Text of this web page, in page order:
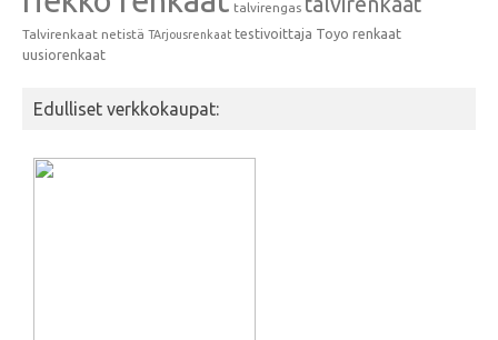
talvirengas
Talvirenkaat netistä TArjousrenkaat testivoittaja Toyo renkaat
uusiorenkaat
Edulliset verkkokaupat: